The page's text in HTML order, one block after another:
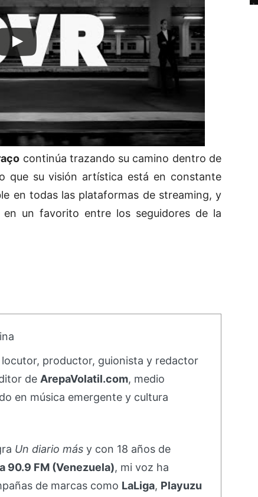
continúa trazando su camino dentro de
que su visión artística está en constante
en todas las plataformas de streaming, y
un favorito entre los seguidores de la
locutor, productor, guionista y redactor
de ArepaVolatil.com, medio
en música emergente y cultura
Un diario másy con 18 años de
90.9 FM (Venezuela), mi voz ha
de marcas como LaLiga, Playuzu